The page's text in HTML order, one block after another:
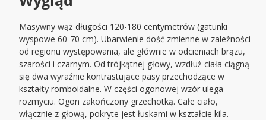
Masywny wąż długości 120-180 centymetrów (gatunki
wyspowe 60-70 cm). Ubarwienie dość zmienne w zależności
od regionu występowania, ale głównie w odcieniach brązu,
szarości i czarnym. Od trójkątnej głowy, wzdłuż ciała ciągną
się dwa wyraźnie kontrastujące pasy przechodzące w
kształty romboidalne. W części ogonowej wzór ulega
rozmyciu. Ogon zakończony grzechotką. Całe ciało,
włącznie z głową, pokryte jest łuskami w kształcie kila.